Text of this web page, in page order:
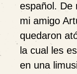
español. De
mi amigo
quedaron
la cual les
en una